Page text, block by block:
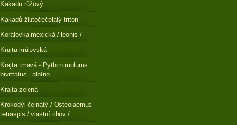
Kakadu růžový
Kakadů žlutočečelatý triton
Korálovka mexická / leonis /
Krajta královská
Krajta tmavá - Python molurus
bivittatus - albíno
Krajta zelená
Krokodýl čelnatý / Osteolaemus
tetraspis / vlastní chov /